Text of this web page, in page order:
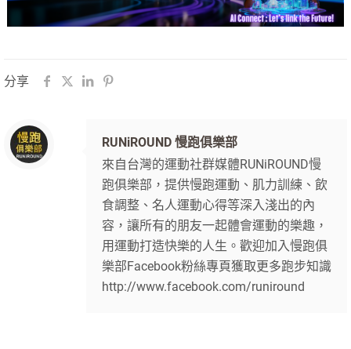
分享
RUNiROUND 慢跑俱樂部
來自台灣的運動社群媒體RUNiROUND慢
跑俱樂部，提供慢跑運動、肌力訓練、飲
食調整、名人運動心得等深入淺出的內
容，讓所有的朋友一起體會運動的樂趣，
用運動打造快樂的人生。歡迎加入慢跑俱
樂部Facebook粉絲專頁獲取更多跑步知識
http://www.facebook.com/runiround